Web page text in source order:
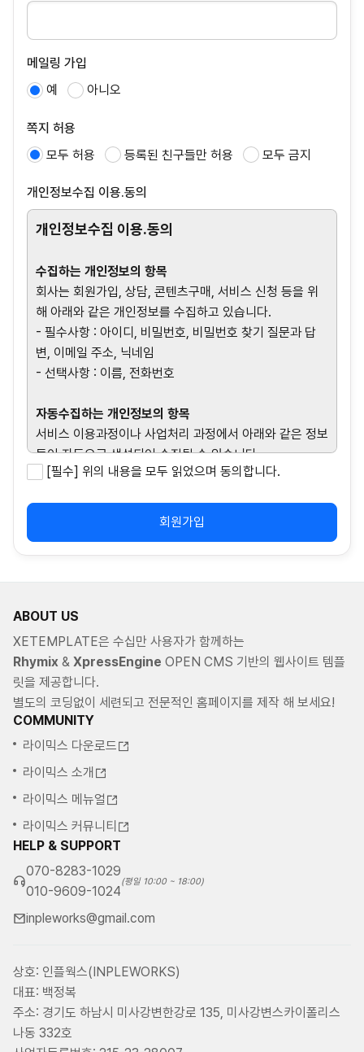
메일링 가입
예
아니오
쪽지 허용
모두 허용
등록된 친구들만 허용 모두 금지
개인정보수집 이용.동의
개인정보수집 이용.동의
수집하는 개인정보의 항목
회사는 회원가입, 상담, 콘텐츠구매, 서비스 신청 등을 위
해 아래와 같은 개인정보를 수집하고 있습니다.
- 필수사항 : 아이디, 비밀번호, 비밀번호 찾기 질문과 답
변, 이메일 주소, 닉네임
- 선택사항 : 이름, 전화번호
자동수집하는 개인정보의 항목
서비스 이용과정이나 사업처리 과정에서 아래와 같은 정보
들이 자동으로 생성되어 수집될 수 있습니다.
- IP Address, 쿠키, 접속로그, 서비스 이용 기록, 불량 이
[필수] 위의 내용을 모두 읽었으며 동의합니다.
회원가입
ABOUT US
XETEMPLATE은 수십만 사용자가 함께하는
Rhymix & XpressEngine OPEN CMS 기반의 웹사이트 템플
릿을 제공합니다.
별도의 코딩없이 세련되고 전문적인 홈페이지를 제작 해 보세요!
COMMUNITY
라이믹스 다운로드
라이믹스 소개
라이믹스 메뉴얼
라이믹스 커뮤니티
HELP & SUPPORT
070-8283-1029
010-9609-1024
(평일 10:00 ~ 18:00)
inpleworks@gmail.com
상호: 인플웍스(INPLEWORKS)
대표: 백정복
주소: 경기도 하남시 미사강변한강로 135, 미사강변스카이폴리스
나동 332호